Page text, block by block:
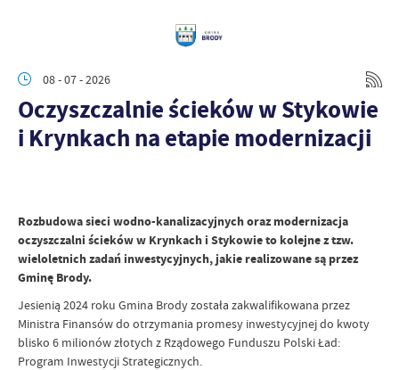
08 - 07 - 2026
Oczyszczalnie ścieków w Stykowie
i Krynkach na etapie modernizacji
Rozbudowa sieci wodno-kanalizacyjnych oraz modernizacja
oczyszczalni ścieków w Krynkach i Stykowie to kolejne z tzw.
wieloletnich zadań inwestycyjnych, jakie realizowane są przez
Gminę Brody.
Jesienią 2024 roku Gmina Brody została zakwalifikowana przez
Ministra Finansów do otrzymania promesy inwestycyjnej do kwoty
blisko 6 milionów złotych z Rządowego Funduszu Polski Ład:
Program Inwestycji Strategicznych.